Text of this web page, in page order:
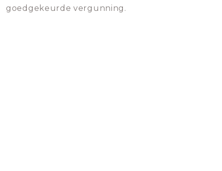
goedgekeurde vergunning.